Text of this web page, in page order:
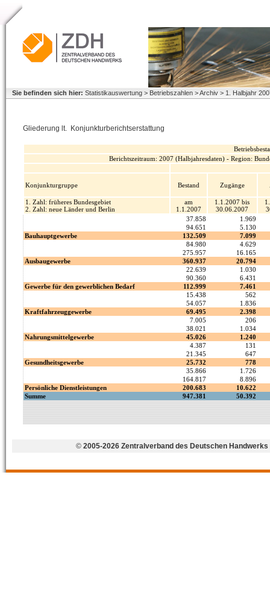
Sie befinden sich hier: Statistikauswertung > Betriebszahlen > Archiv > 1. Halbjahr
Gliederung lt. Konjunkturberichtserstattung
© 2005-2026 Zentralverband des Deutschen Handwerks